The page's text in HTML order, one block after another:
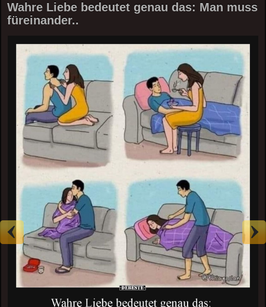
Wahre Liebe bedeutet genau das: Man muss
füreinander..